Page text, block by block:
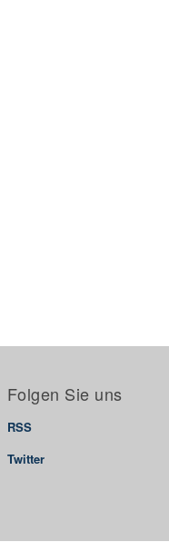
Folgen Sie uns
RSS
Twitter